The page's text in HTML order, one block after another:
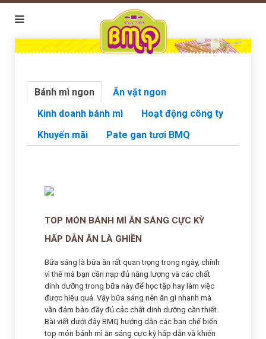
Bánh mì ngon
Ăn vặt ngon
Kinh doanh bánh mì
Hoạt động công ty
Khuyến mãi
Pate gan tươi BMQ
TOP MÓN BÁNH MÌ ĂN SÁNG CỰC KỲ
HẤP DẪN ĂN LÀ GHIỀN
Bữa sáng là bữa ăn rất quan trọng trong ngày, chính
vì thế mà bạn cần nạp đủ năng lượng và các chất
dinh dưỡng trong bữa này để học tập hay làm việc
được hiệu quả. Vậy bữa sáng nên ăn gì nhanh mà
vẫn đảm bảo đầy đủ các chất dinh dưỡng cần thiết.
Bài viết dưới đây BMQ hướng dẫn các bạn chế biến
top món bánh mì ăn sáng cực kỳ hấp dẫn và khiến